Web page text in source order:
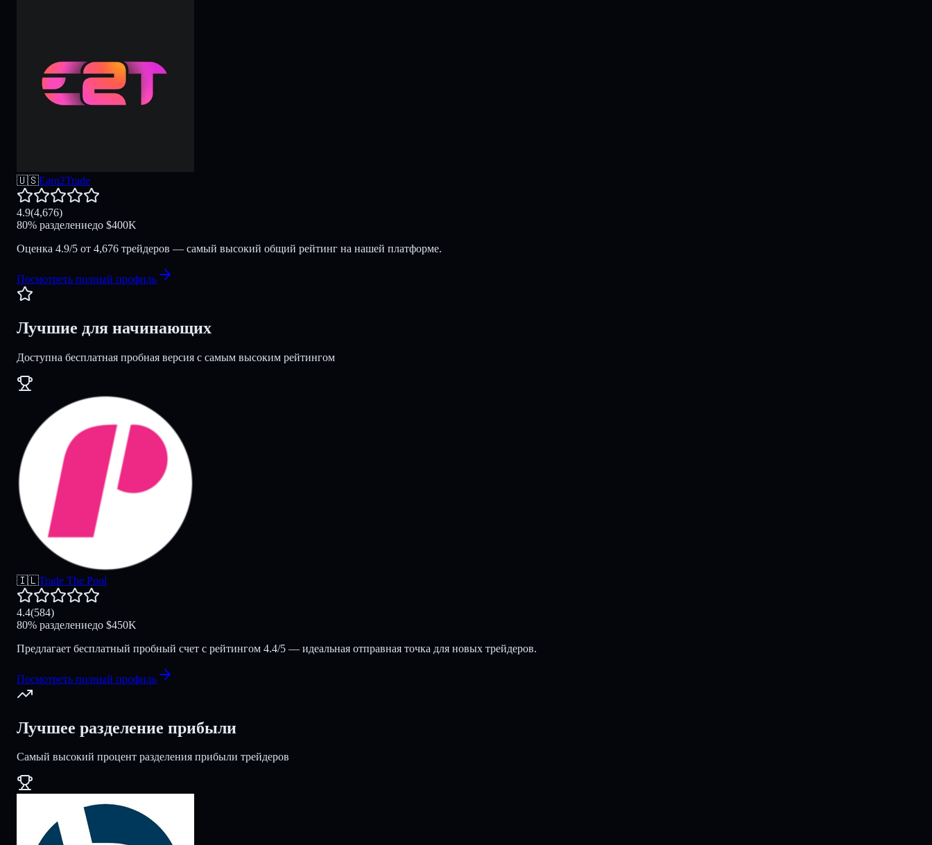
🇺🇸Earn2Trade
4.9(4,676)
80% разделениедо $400K
Оценка 4.9/5 от 4,676 трейдеров — самый высокий общий рейтинг на нашей платформе.
Посмотреть полный профиль
Лучшие для начинающих
Доступна бесплатная пробная версия с самым высоким рейтингом
🇮🇱Trade The Pool
4.4(584)
80% разделениедо $450K
Предлагает бесплатный пробный счет с рейтингом 4.4/5 — идеальная отправная точка для новых трейдеров.
Посмотреть полный профиль
Лучшее разделение прибыли
Самый высокий процент разделения прибыли трейдеров